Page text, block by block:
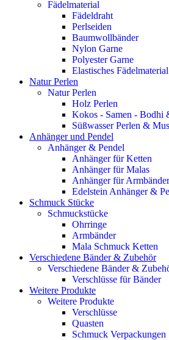
Fädelmaterial
Fädeldraht
Perlseiden
Baumwollbänder
Nylon Garne
Polyester Garne
Elastisches Fädelmaterial
Natur Perlen
Natur Perlen
Holz Perlen
Kokos - Samen - Bodhi
Süßwasser Perlen &
Anhänger und Pendel
Anhänger & Pendel
Anhänger für Ketten
Anhänger für Malas
Anhänger für Armbänder
Edelstein Anhänger &
Schmuck Stücke
Schmuckstücke
Ohrringe
Armbänder
Mala Schmuck Ketten
Verschiedene Bänder & Zubehör
Verschiedene Bänder &
Verschlüsse für Bänder
Weitere Produkte
Weitere Produkte
Verschlüsse
Quasten
Schmuck Verpackungen